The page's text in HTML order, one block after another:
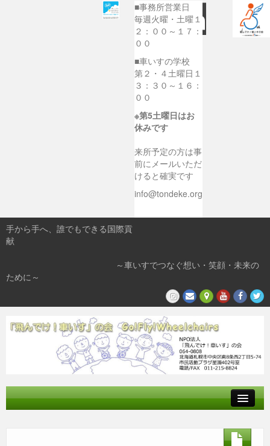
■事務所営業日
毎週火曜・土曜１
２：００～１７：
００
■車いすの学校
第２・４土曜日１
３：３０～１６：
００
※第5土曜日はお
休みです
来所予定の方は事
前にメールいただ
けると確実です
info@tondeke.org
手から手へ、誰でもできる国際貢
献
～車いすでつなぐ想い・笑顔・未来の
ために～